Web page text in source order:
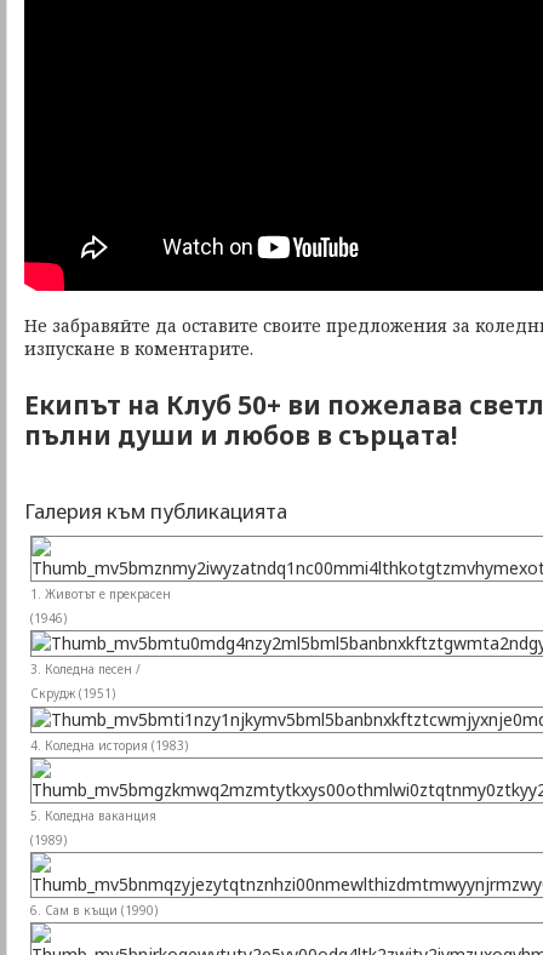
Не забравяйте да оставите своите предложения за
изпускане в коментарите.
Екипът на Клуб 50+ ви пожелава
пълни души и любов в сърцата!
Галерия към публикацията
1. Животът е прекрасен
(1946)
3. Коледна песен /
Скрудж (1951)
4. Коледна история (1983)
5. Коледна ваканция
(1989)
6. Сам в къщи (1990)